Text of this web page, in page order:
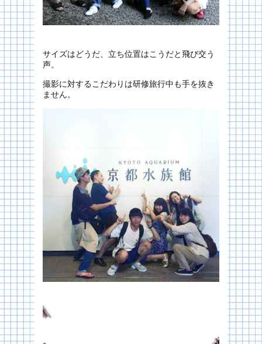
サイズはどうだ、立ち位置はこうだと飛び交う
声。
撮影に対するこだわりは研修旅行中も手を抜き
ません。